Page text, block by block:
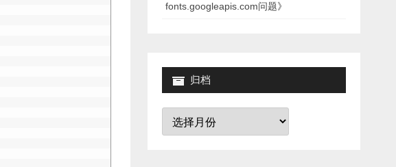
fonts.googleapis.com问题》
归档
归